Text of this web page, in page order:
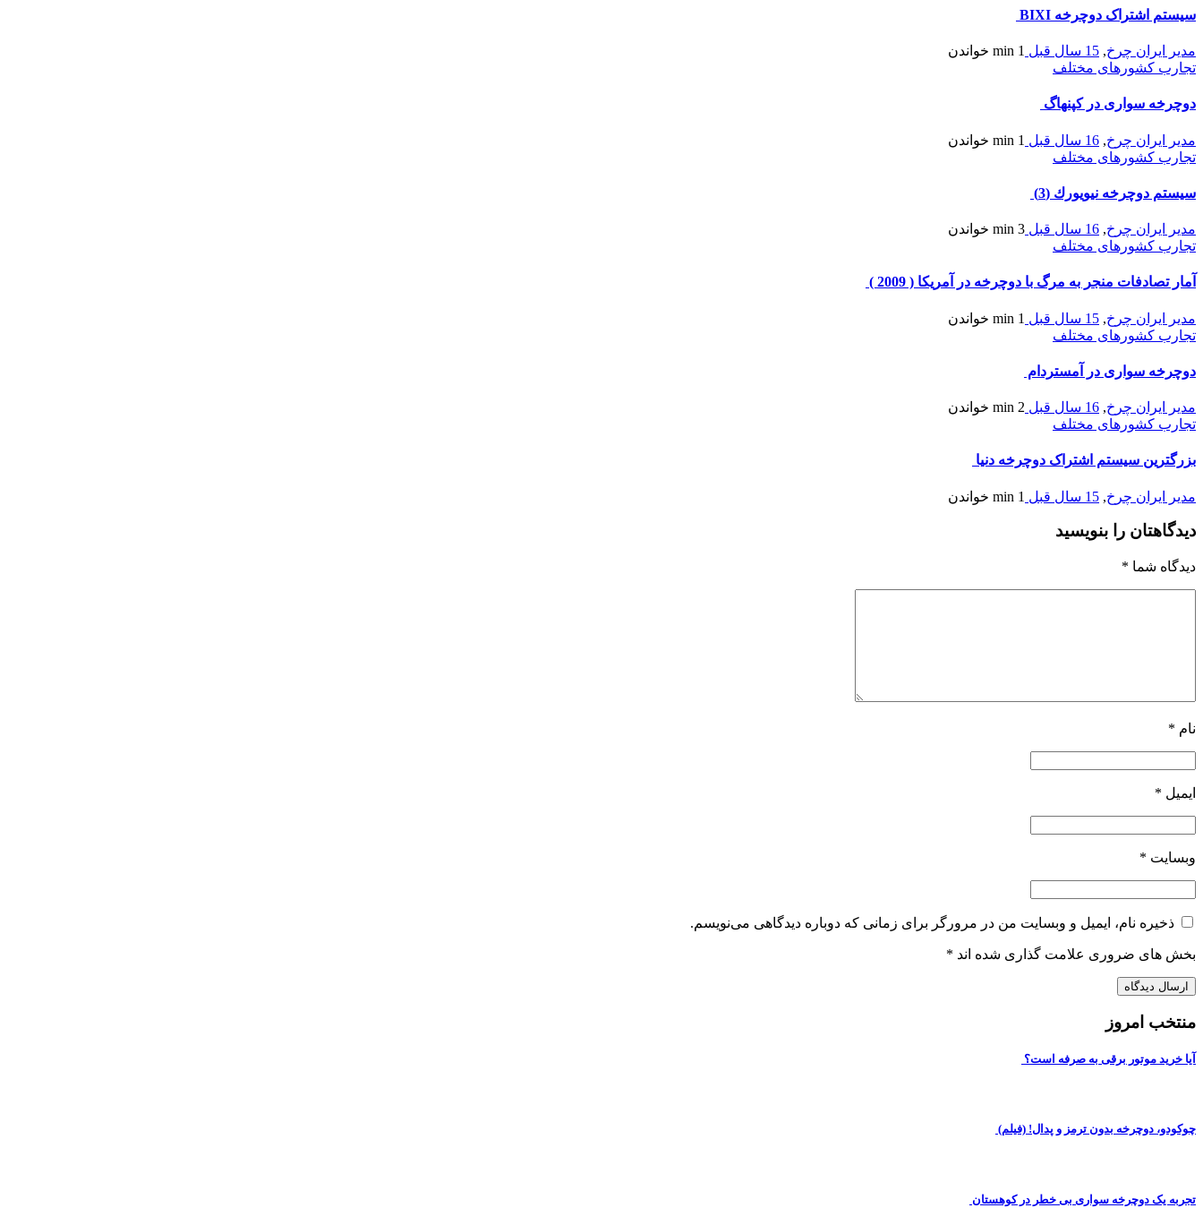
سیستم اشتراک دوچرخه BIXI
مدیر ایران چرخ, 15 سال قبل 1 min
خواندن
تجارب کشورهای مختلف
دوچرخه سواری در کپنهاگ
مدیر ایران چرخ, 16 سال قبل 1 min
خواندن
تجارب کشورهای مختلف
سيستم دوچرخه نيويورك (3)
مدیر ایران چرخ, 16 سال قبل 3 min
خواندن
تجارب کشورهای مختلف
آمار تصادفات منجر به مرگ با دوچرخه در آمریکا ( 2009 )
مدیر ایران چرخ, 15 سال قبل 1 min
خواندن
تجارب کشورهای مختلف
دوچرخه سواری در آمستردام
مدیر ایران چرخ, 16 سال قبل 2 min
خواندن
تجارب کشورهای مختلف
بزرگترین سیستم اشتراک دوچرخه دنیا
مدیر ایران چرخ, 15 سال قبل 1 min خواندن
دیدگاهتان را بنویسید
دیدگاه شما *
نام *
ایمیل *
وبسایت *
ذخیره نام، ایمیل و وبسایت من در مرورگر برای زمانی که دوباره دیدگاهی می‌نویسم.
بخش های ضروری علامت گذاری شده اند *
منتخب امروز
آیا خرید موتور برقی به صرفه است؟
چوکودو، دوچرخه بدون ترمز و پدال! (فیلم)
تجربه یک دوچرخه سواری بی خطر در کوهستان